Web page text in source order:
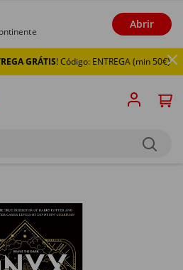
Abrir
GRÁTIS! Código: ENTREGA (min 50€)